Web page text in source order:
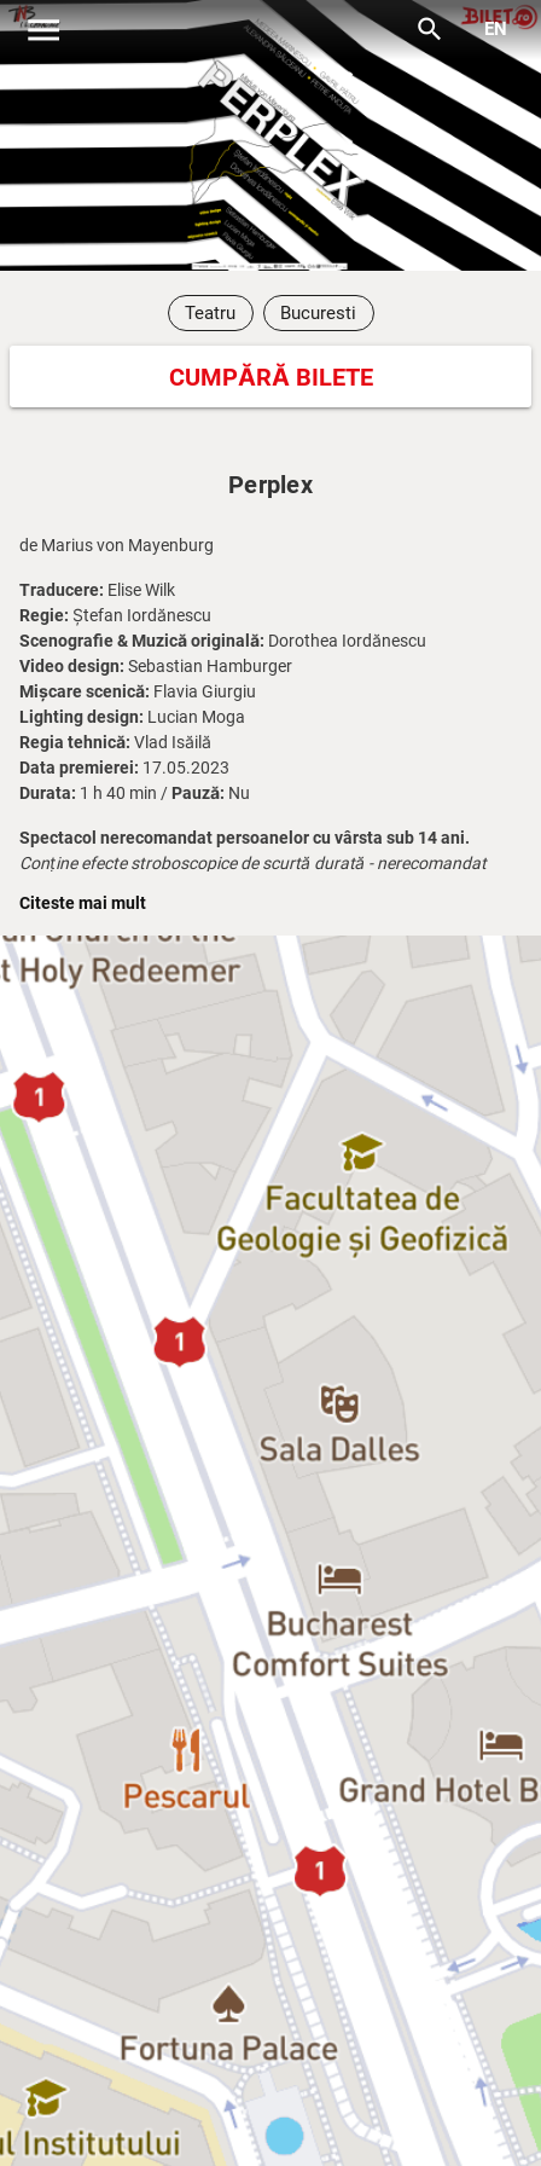
menu search EN
Teatru Bucuresti
CUMPĂRĂ BILETE
Perplex
de Marius von Mayenburg
Traducere: Elise Wilk
Regie: Ștefan Iordănescu
Scenografie & Muzică originală: Dorothea Iordănescu
Video design: Sebastian Hamburger
Mișcare scenică: Flavia Giurgiu
Lighting design: Lucian Moga
Regia tehnică: Vlad Isăilă
Data premierei: 17.05.2023
Durata: 1 h 40 min / Pauză: Nu
Spectacol nerecomandat persoanelor cu vârsta sub 14 ani.
Conține efecte stroboscopice de scurtă durată - nerecomandat
Farsă trepidantă și provocatoare, piesa lui Marius von Mayenburg
te lasă… perplex. Un cuplu tocmai s-a întors acasă din vacanță, dar
înainte de a începe să despacheteze realizează că în apartamentul
lor ceva nu este cum ar trebui să fie. De unde a apărut noua plantă
în ghiveci? De ce nu se mai aprinde lumina? De ce este gunoi sub
canapea? Și, de fapt, chiar este apartamentul lor? Un al doilea
cuplu, care trebuia să ude plantele cât timp prietenii lor se aflau în
vacanță, se comportă ca și cum ei ar fi adevărații proprietari și îi
dau pe ușă afară. Situația devine din ce în ce mai
, pentru
că, dintr-odată, cuplurile nu mai sunt deloc cupluri. Sau poate că
unul dintre bărbați are doar 8 ani, iar celălalt se transformă în elan?
Cu această piesă unde personajele poartă numele actorilor care le
interpretează, Marius von Mayenburg a creat o comedie absurdă și
suprarealistă, în care lumea protagoniștilor se destramă cu o viteză
amețitoare, unde relațiile se dizolvă și se reasamblează în mod
surprinzător. Personajele se încurcă în crize existențiale, se
angajează în dezbateri religios-filosofice, trăiesc într-o sălbatică
schimbare de identitate și pretind mereu cu nonșalanță că aceasta
este normalitatea.
Instigator și rebel, amuzant și spiritual, textul dramaturgului
german pornește un adevărat asalt la adresa convențiilor teatrale,
a intrigii clasice, a tradiționalului concept de „al patrulea perete” și,
în sfârșit, asupra consistenței personajului teatral.
Situațiile se succed derutant și rapid, impregnate cu mult umor, în
această piesă în care totul este teatru, dar regizorul nu a apărut, iar
decorul este demontat în timp ce piesa încă se mai joacă. O piesă în
care sunt celebrate vitalitatea și metamorfoza, relevând tendința
omenească de evadare spre alte roluri, alte identități sau spre alte
vieți, poate, mai prielnice.
Distribuție:
Medeea – Medeea Marinescu
Alice – Alexandra Sălceanu
Giani – Gavril Pătru
Pit – Petre Ancuța
Citeste mai mult